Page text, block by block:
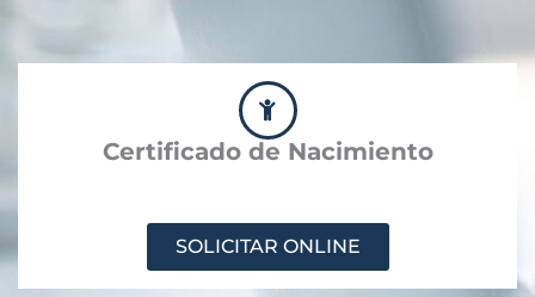
Certificado de Nacimiento
SOLICITAR ONLINE